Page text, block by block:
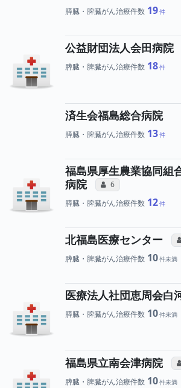
膵臓・脾臓がん治療件数 19
公益財団法人会田病院
膵臓・脾臓がん治療件数 18
済生会福島総合病院
膵臓・脾臓がん治療件数 13
福島県厚生農業協同組
病院
コミュニケーション・
6 所属医師への
膵臓・脾臓がん治療件数 12
北福島医療センター
膵臓・脾臓がん治療件数 10
医療法人社団恵周会白
膵臓・脾臓がん治療件数 10
福島県立南会津病院
膵臓・脾臓がん治療件数 10